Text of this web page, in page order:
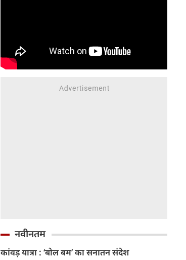
(रजिस्ट्रेशन) कराया है।
नवीनतम
कांवड़ यात्रा : ‘बोल बम’ का सनातन संदेश